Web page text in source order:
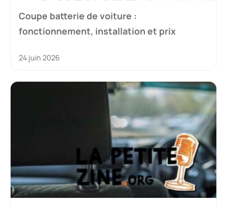
Coupe batterie de voiture :
fonctionnement, installation et prix
24 juin 2026